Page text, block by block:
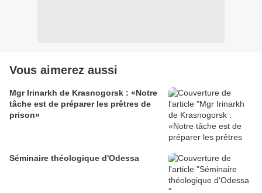
Vous aimerez aussi
Mgr Irinarkh de Krasnogorsk : «Notre
tâche est de préparer les prêtres de
prison»
Séminaire théologique d'Odessa